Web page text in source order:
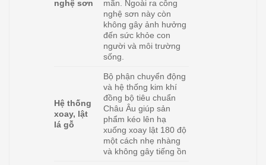
nghệ sơn
mãn. Ngoài ra công
nghệ sơn này còn
không gây ảnh hưởng
đến sức khỏe con
người và môi trường
sống.
Hệ thống
xoay, lật
lá gỗ
Bộ phận chuyển động
và hệ thống kim khí
đồng bộ tiêu chuẩn
Châu Âu giúp sản
phẩm kéo lên hạ
xuống xoay lật 180 độ
một cách nhẹ nhàng
và không gây tiếng ồn